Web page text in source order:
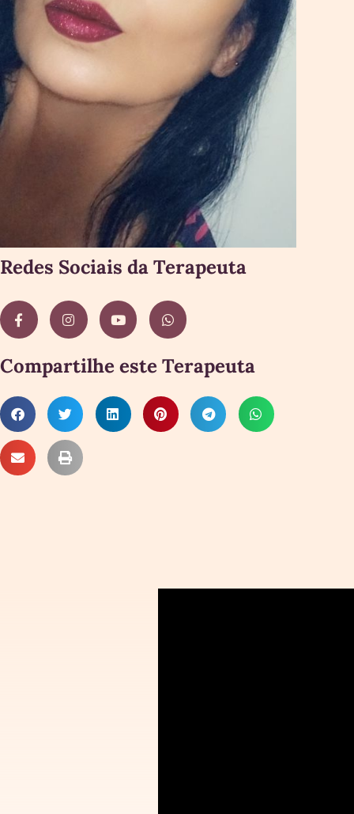
Redes Sociais da Terapeuta
Compartilhe este Terapeuta